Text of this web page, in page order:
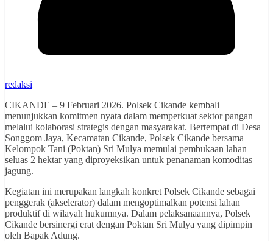
redaksi
CIKANDE – 9 Februari 2026. Polsek Cikande kembali
menunjukkan komitmen nyata dalam memperkuat sektor pangan
melalui kolaborasi strategis dengan masyarakat. Bertempat di Desa
Songgom Jaya, Kecamatan Cikande, Polsek Cikande bersama
Kelompok Tani (Poktan) Sri Mulya memulai pembukaan lahan
seluas 2 hektar yang diproyeksikan untuk penanaman komoditas
jagung.
Kegiatan ini merupakan langkah konkret Polsek Cikande sebagai
penggerak (akselerator) dalam mengoptimalkan potensi lahan
produktif di wilayah hukumnya. Dalam pelaksanaannya, Polsek
Cikande bersinergi erat dengan Poktan Sri Mulya yang dipimpin
oleh Bapak Adung.